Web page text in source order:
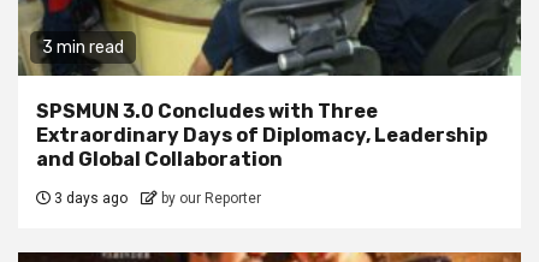
3 min read
SPSMUN 3.0 Concludes with Three
Extraordinary Days of Diplomacy, Leadership
and Global Collaboration
3 days ago by our Reporter